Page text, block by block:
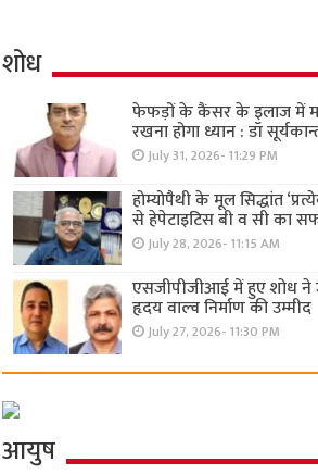
शोध
फेफड़ों के कैंसर के इलाज में
रखना होगा ध्यान : डॉ
July 31, 2026- 11:29 PM
होम्योपैथी के मूल सिद्धांत
से हेपेटाइटिस बी व सी का
July 28, 2026- 11:15 AM
एसजीपीजीआई में हुए शोध
हृदय वाल्व निर्माण की उम्मीद
July 27, 2026- 11:30 PM
आयुष